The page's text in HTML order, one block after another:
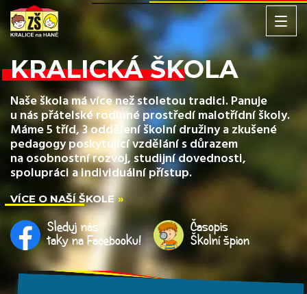
KRALICKÁ ŠKOLA
Naše škola má více než stoletou tradici. Panuje
u nás přátelské rodinné prostředí malotřídní školy.
Máme 5 tříd, 3 oddělení školní družiny a zkušené
pedagogy poskytující vzdělání s důrazem
na osobnostní rozvoj, studijní dovednosti,
spolupráci a individuální přístup.
VÍCE O NAŠÍ ŠKOLE
Sleduj nás
taky na Facebooku!
Časopis
Školní špion